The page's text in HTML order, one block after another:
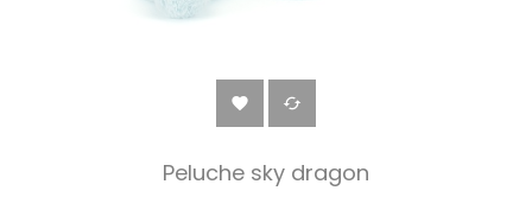
 
Peluche sky dragon